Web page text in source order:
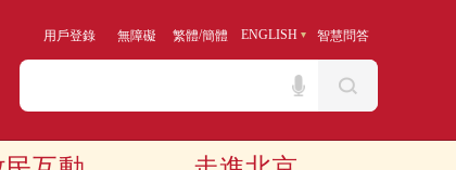
用戶登錄 無障礙 繁體/簡體 ENGLISH 智慧問答